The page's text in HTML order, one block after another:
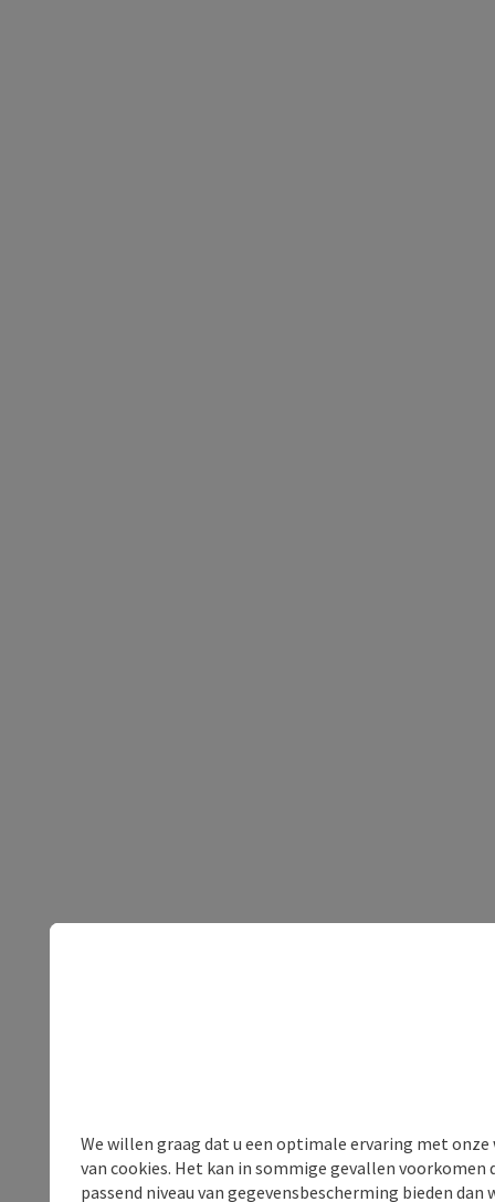
We willen graag dat u een optimale ervaring met
van cookies. Het kan in sommige gevallen voorkomen
passend niveau van gegevensbescherming bieden